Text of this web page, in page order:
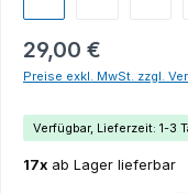
29,00 €
Preise exkl. MwSt. zzgl.
Verfügbar, Lieferzeit: 1-3
17x ab Lager lieferbar